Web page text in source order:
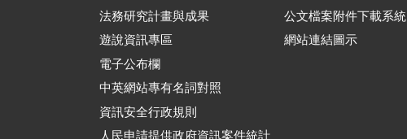
法務研究計畫與成果
遊說資訊專區
電子公布欄
中英網站專有名詞對照
資訊安全行政規則
人民申請提供政府資訊案件統計
公文檔案附件下載系統
網站連結圖示